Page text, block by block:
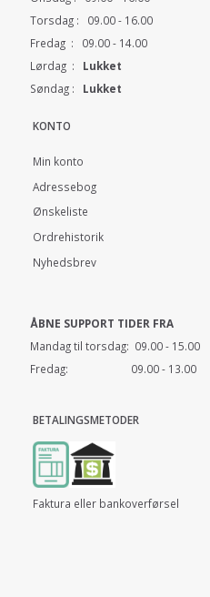
Torsdag : 09.00 - 16.00
Fredag : 09.00 - 14.00
Lørdag : Lukket
Søndag : Lukket
KONTO
Min konto
Adressebog
Ønskeliste
Ordrehistorik
Nyhedsbrev
ÅBNE SUPPORT TIDER FRA
Mandag til torsdag: 09.00 - 15.00
Fredag: 09.00 - 13.00
BETALINGSMETODER
Faktura eller bankoverførsel